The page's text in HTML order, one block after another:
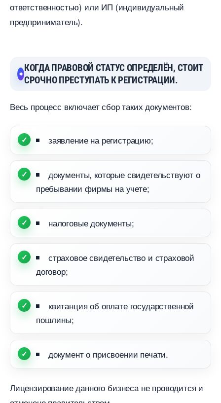
ответственностью) или ИП (индивидуальный
предприниматель).
КОГДА ПРАВОВОЙ СТАТУС ОПРЕДЕЛЁН, СТОИТ
СРОЧНО ПРЕСТУПАТЬ К РЕГИСТРАЦИИ.
есь процесс включает сбор таких документов:
заявление на регистрацию;
документы, которые свидетельствуют о
пребывании фирмы на учете;
налоговые документы;
страховое свидетельство и страховой
договор;
квитанция об оплате государственной
пошлины;
документ о присвоении печати.
Лицензирование данного бизнеса не проводится и